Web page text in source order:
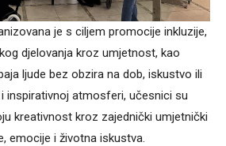
je s ciljem promocije inkluzije,
djelovanja kroz umjetnost, kao
ljude bez obzira na dob, iskustvo ili
inspirativnoj atmosferi, učesnici su
kreativnost kroz zajednički umjetnički
emocije i životna iskustva.